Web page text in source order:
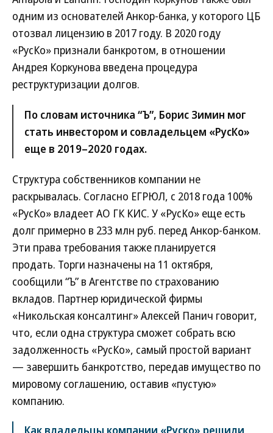
одним из основателей Анкор-банка, у которого ЦБ
отозвал лицензию в 2017 году. В 2020 году
«РусКо» признали банкротом, в отношении
Андрея Коркунова введена процедура
реструктуризации долгов.
По словам источника “Ъ”, Борис Зимин мог
стать инвестором и совладельцем «РусКо»
еще в 2019–2020 годах.
Структура собственников компании не
раскрывалась. Согласно ЕГРЮЛ, с 2018 года 100%
«РусКо» владеет АО ГК КИС. У «РусКо» еще есть
долг примерно в 233 млн руб. перед Анкор-банком.
Эти права требования также планируется
продать. Торги назначены на 11 октября,
сообщили “Ъ” в Агентстве по страхованию
вкладов. Партнер юридической фирмы
«Никольская консалтинг» Алексей Панич говорит,
что, если одна структура сможет собрать всю
задолженность «РусКо», самый простой вариант
— завершить банкротство, передав имущество по
мировому соглашению, оставив «пустую»
компанию.
Как владельцы компании «Руско» решили